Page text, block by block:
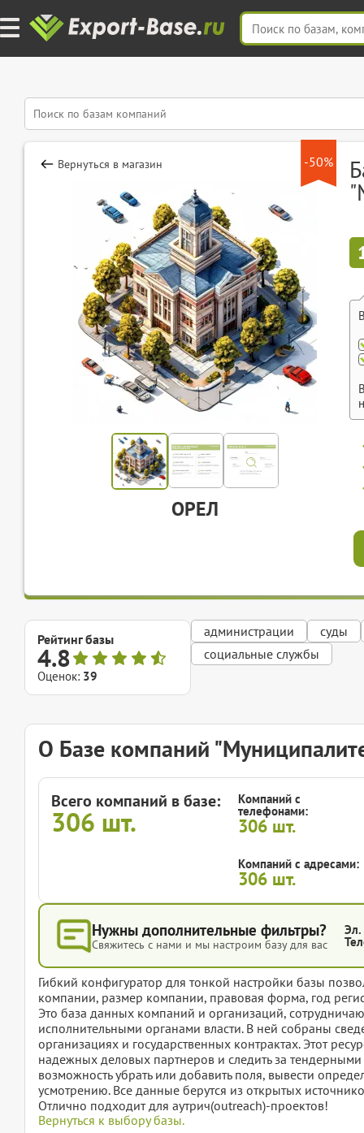
-50%
Вернуться в магазин
ОРЕЛ
Рейтинг базы
4.8
Оценок: 39
администрации
суды
социальные службы
О Базе компаний
Всего компаний в базе:
306 шт.
Компаний с
телефонами:
306 шт.
Компаний с адресами:
306 шт.
Нужны дополнительные фильтры?
Свяжитесь с нами и мы настроим базу для вас
Эл.
Гибкий конфигуратор для тонкой настройки базы
компании, размер компании, правовая форма, год
Это база данных компаний и организаций,
исполнительными органами власти. В ней собраны
организациях и государственных контрактах. Этот
надежных деловых партнеров и следить за
возможность убрать или добавить поля, вывести
усмотрению. Все данные берутся из открытых
Отлично подходит для аутрич(outreach)-проектов!
Вернуться к выбору базы.